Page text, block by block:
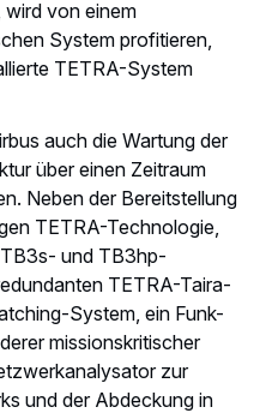
von einem
System profitieren,
TETRA-System
auch die Wartung der
über einen Zeitraum
Neben der Bereitstellung
TETRA-Technologie,
und TB3hp-
TETRA-Taira-
System, ein Funk-
missionskritischer
zur
und der Abdeckung in